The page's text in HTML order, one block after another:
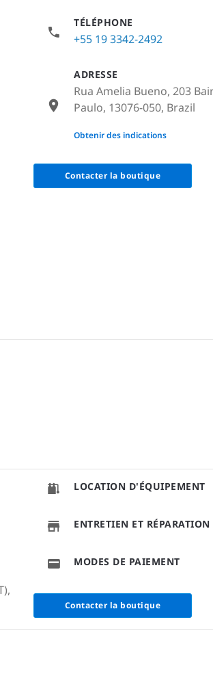
TÉLÉPHONE
+55 19 3342-2492
ADRESSE
Rua Amelia Bueno, 203
Paulo, 13076-050, Brazil
None
Obtenir des indications
Contacter la boutique
LOCATION D'ÉQUIPEMENT
ENTRETIEN ET
MODES DE PAIEMENT
Contacter la boutique